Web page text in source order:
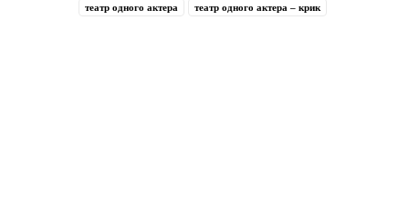
театр одного актера театр одного актера – крик